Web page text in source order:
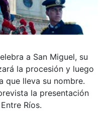
a San Miguel, su
la procesión y luego
que lleva su nombre.
la presentación
Ríos.